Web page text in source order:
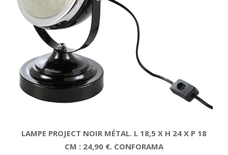
LAMPE PROJECT NOIR MÉTAL. L 18,5 X H 24 X P 18
CM : 24,90 €. CONFORAMA